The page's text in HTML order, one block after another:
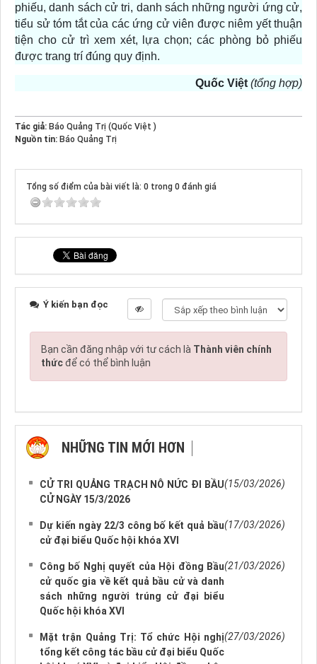
phiếu, danh sách cử tri, danh sách những người ứng cử,
tiểu sử tóm tắt của các ứng cử viên được niêm yết thuận
tiện cho cử trì xem xét, lựa chọn; các phòng bỏ phiếu
được trang trí đúng quy định.
Quốc Việt (tổng hợp)
Tác giả: Báo Quảng Trị (Quốc Việt )
Nguồn tin: Báo Quảng Trị
Tổng số điểm của bài viết là: 0 trong 0 đánh giá
Ý kiến bạn đọc
Bạn cần đăng nhập với tư cách là Thành viên chính
thứcđể có thể bình luận
NHỮNG TIN MỚI HƠN
CỬ TRI QUẢNG TRẠCH NÔ NỨC ĐI BẦU
CỬ NGÀY 15/3/2026
(15/03/2026)
Dự kiến ngày 22/3 công bố kết quả bầu
cử đại biểu Quốc hội khóa XVI
(17/03/2026)
Công bố Nghị quyết của Hội đồng Bầu
cử quốc gia về kết quả bầu cử và danh
sách những người trúng cử đại biểu
Quốc hội khóa XVI
(21/03/2026)
Mặt trận Quảng Trị: Tổ chức Hội nghị
tổng kết công tác bầu cử đại biểu Quốc
(27/03/2026)